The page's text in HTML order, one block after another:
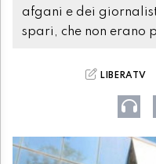
afgani e dei
spari, che non erano
LIBERATV